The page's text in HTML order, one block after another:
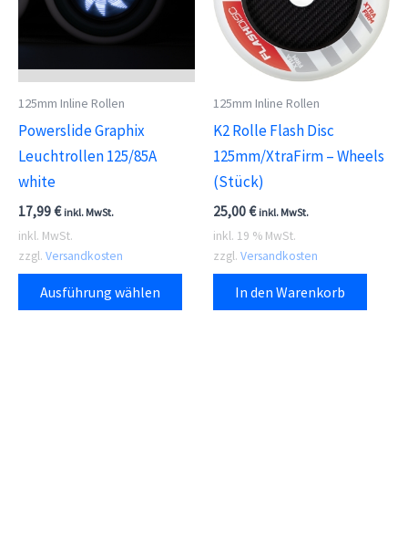
125mm Inline Rollen
Powerslide Graphix
Leuchtrollen 125/85A
white
17,99€ inkl. MwSt.
inkl. MwSt.
zzgl. Versandkosten
Ausführung wählen
Dieses
Produkt
125mm Inline Rollen
K2 Rolle Flash Disc
125mm/XtraFirm – Wheels
(Stück)
25,00€ inkl. MwSt.
inkl. 19 % MwSt.
zzgl. Versandkosten
In den Warenkorb